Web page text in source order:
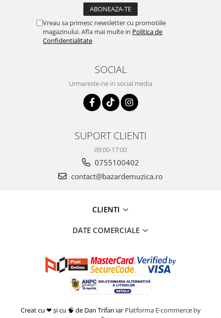
Vreau sa primesc newsletter cu promotiile
magazinului. Afla mai multe in Politica de
Confidentialitate
SOCIAL
Urmareste-ne in social media
SUPORT CLIENTI
09:00-17:00
0755100402
contact@bazardemuzica.ro
CLIENTI
DATE COMERCIALE
Creat cu ❤ și cu 🧠 de Dan Trifan iar Platforma E-commerce by